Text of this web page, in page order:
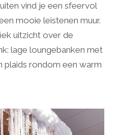
vind je een sfeervol
mooie leistenen muur.
uitzicht over de
lage loungebanken met
plaids rondom een warm